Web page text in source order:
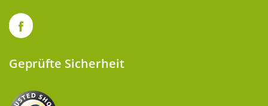
Geprüfte Sicherheit